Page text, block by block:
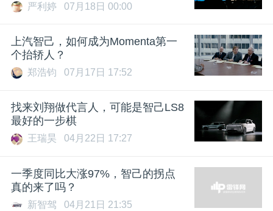
严利婷 07月18日 00:00
上汽智己，如何成为Momenta第一
个抬轿人？
郑浩钧 07月17日 17:52
找来刘翔做代言人，可能是智己LS8
最好的一步棋
王瑞昊 04月22日 17:27
一季度同比大涨97%，智己的拐点
真的来了吗？
新智驾 04月21日 21:35